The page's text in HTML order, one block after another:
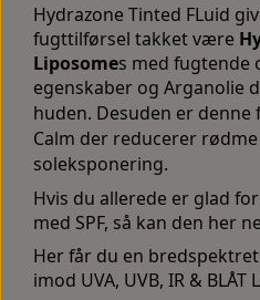
Hydrazone Tinted FLuid
fugttilførsel takket være
Liposomes med fugtende
egenskaber og Arganolie
huden. Desuden er
Calm der reducerer
soleksponering.
Hvis du allerede er glad
med SPF, så kan den her
Her får du en bredspektret
imod UVA, UVB, IR & BLÅT